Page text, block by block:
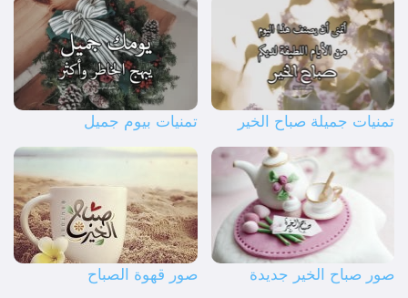
تمنيات جميلة صباح الخير تمنيات بيوم جميل
صور صباح الخير جديدة صور قهوة الصباح